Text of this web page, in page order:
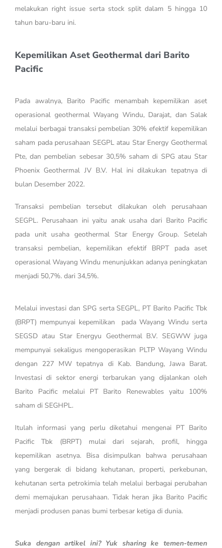
melakukan right issue serta stock split dalam 5 hingga 10
tahun baru-baru ini.
Kepemilikan Aset Geothermal dari Barito
Pacific
Pada awalnya, Barito Pacific menambah kepemilikan aset
operasional geothermal Wayang Windu, Darajat, dan Salak
melalui berbagai transaksi pembelian 30% efektif kepemilikan
saham pada perusahaan SEGPL atau Star Energy Geothermal
Pte, dan pembelian sebesar 30,5% saham di SPG atau Star
Phoenix Geothermal JV B.V. Hal ini dilakukan tepatnya di
bulan Desember 2022.
Transaksi pembelian tersebut dilakukan oleh perusahaan
SEGPL. Perusahaan ini yaitu anak usaha dari Barito Pacific
pada unit usaha geothermal Star Energy Group. Setelah
transaksi pembelian, kepemilikan efektif BRPT pada aset
operasional Wayang Windu menunjukkan adanya peningkatan
menjadi 50,7%. dari 34,5%.
Melalui investasi dan SPG serta SEGPL, PT Barito Pacific Tbk
(BRPT) mempunyai kepemilikan pada Wayang Windu serta
SEGSD atau Star Energyu Geothermal B.V. SEGWW juga
mempunyai sekaligus mengoperasikan PLTP Wayang Windu
dengan 227 MW tepatnya di Kab. Bandung, Jawa Barat.
Investasi di sektor energi terbarukan yang dijalankan oleh
Barito Pacific melalui PT Barito Renewables yaitu 100%
saham di SEGHPL.
Itulah informasi yang perlu diketahui mengenai PT Barito
Pacific Tbk (BRPT) mulai dari sejarah, profil, hingga
kepemilikan asetnya. Bisa disimpulkan bahwa perusahaan
yang bergerak di bidang kehutanan, properti, perkebunan,
kehutanan serta petrokimia telah melalui berbagai perubahan
demi memajukan perusahaan. Tidak heran jika Barito Pacific
menjadi produsen panas bumi terbesar ketiga di dunia.
Suka dengan artikel ini? Yuk sharing ke temen-temen